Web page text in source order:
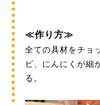
≪作り方≫
全ての具材をチョ
ビ、にんにくが細
る。